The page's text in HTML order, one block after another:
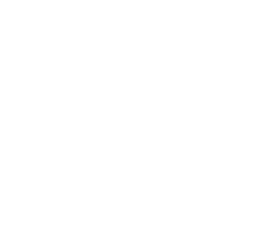
ázsiai, olasz, keleti, grill, mediterrán